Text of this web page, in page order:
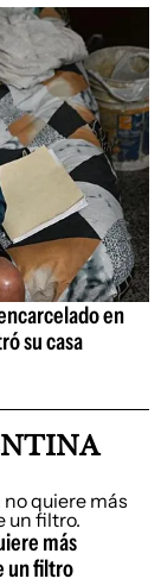
en
su casa
más
un filtro